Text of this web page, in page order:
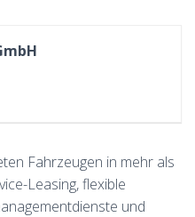
Fahrzeugen in mehr als
Leasing, flexible
und